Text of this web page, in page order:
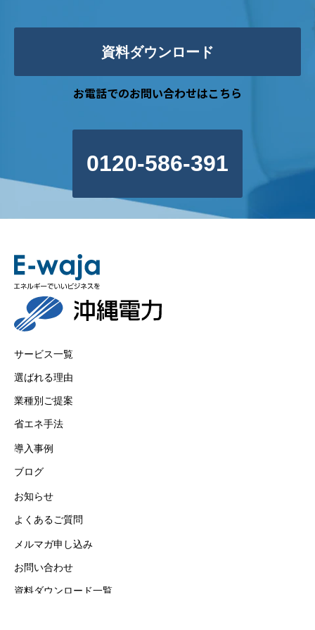
資料ダウンロード
お電話でのお問い合わせはこちら
0120-586-391
サービス一覧
選ばれる理由
業種別ご提案
省エネ手法
導入事例
ブログ
お知らせ
よくあるご質問
メルマガ申し込み
お問い合わせ
資料ダウンロード一覧